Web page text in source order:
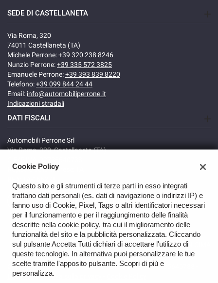
SEDE DI CASTELLANETA
Via Roma, 320
74011 Castellaneta (TA)
Michele Perrone:+39 320 238 8246
Nunzio Perrone:+39 335 572 3825
Emanuele Perrone:+39 393 839 8220
Telefono:+39 099 844 24 44
Email: info@automobiliperrone.it
Indicazioni stradali
DATI FISCALI
Automobili Perrone Srl
Via Roma, 320, Castellaneta (TA)
Registro delle imprese: TA
TORNA IN CIMA
Copyright © 2026 Automobili Perrone Srl - P.IVA 02735640738 -
Leggi l'informativa sulla privacy
Cookie Policy
Questo sito e gli strumenti di terze parti in esso integrati
trattano dati personali (es. dati di navigazione o indirizzi IP) e
fanno uso di Cookie, Pixel, Tags o altri identificatori necessari
per il funzionamento e per il raggiungimento delle finalità
descritte nella cookie policy, tra cui il miglioramento delle
funzionalità del sito e la pubblicità personalizzata. Cliccando
sul pulsante Accetta Tutti dichiari di accettare l'utilizzo di
queste tecnologie. In alternativa puoi personalizzare le tue
scelte tramite l'apposito pulsante. Scopri di più e
personalizza.